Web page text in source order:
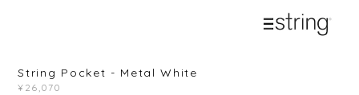
String Pocket - Metal White
¥26,070